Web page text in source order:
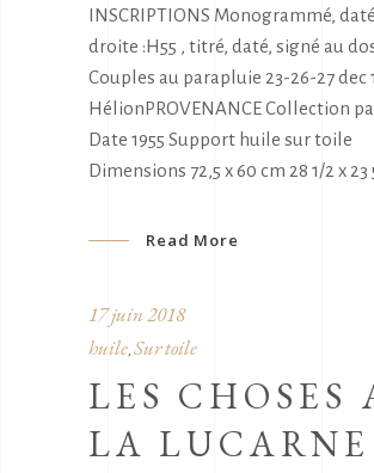
INSCRIPTIONS Monogrammé,
droite :H55 , titré, daté, signé au
Couples au parapluie 23-26-27 dec
HélionPROVENANCE Collection
Date 1955 Support huile sur toile
Dimensions 72,5 x 60 cm 28 1/2 x 23
Read More
17 juin 2018
huile Sur toile
LES CHOSES
LA LUCARNE